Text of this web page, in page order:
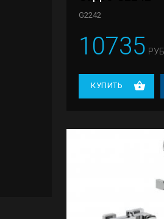
G2242
10735
КУПИТЬ